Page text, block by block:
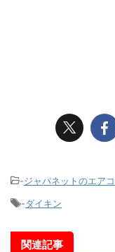
-ジャパネットのエア
-ダイキン
関連記事